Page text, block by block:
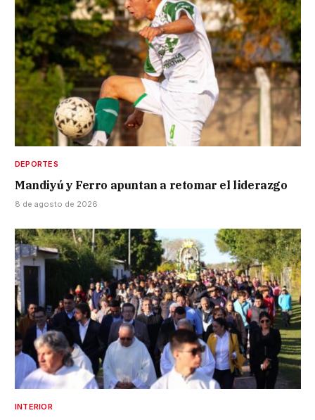
DEPORTES
Mandiyú y Ferro apuntan a retomar el liderazgo
8 de agosto de 2026
INTERIOR